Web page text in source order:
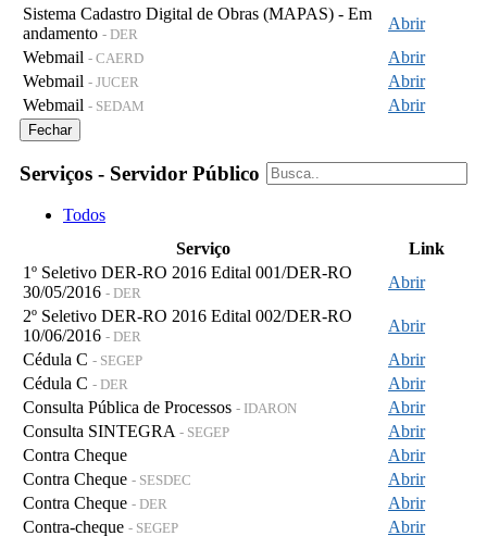
Sistema Cadastro Digital de Obras (MAPAS) - Em
andamento - DER
Abrir
Webmail - CAERD
Abrir
Webmail - JUCER
Abrir
Webmail - SEDAM Abrir
Fechar
Serviços - Servidor Público
Todos
Serviço
Link
1º Seletivo DER-RO 2016 Edital 001/DER-RO
30/05/2016 - DER
Abrir
2º Seletivo DER-RO 2016 Edital 002/DER-RO
10/06/2016 - DER
Abrir
Cédula C - SEGEP
Abrir
Cédula C - DER
Abrir
Consulta Pública de Processos - IDARON
Abrir
Consulta SINTEGRA - SEGEP
Abrir
Contra Cheque
Abrir
Contra Cheque - SESDEC
Abrir
Contra Cheque - DER
Abrir
Contra-cheque - SEGEP
Abrir